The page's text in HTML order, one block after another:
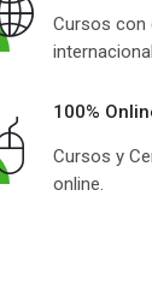
Cursos con
internacional
100%
Cursos y
online.